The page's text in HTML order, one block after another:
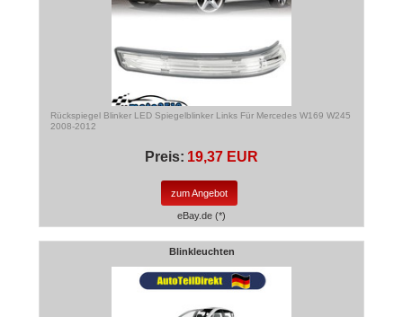
Rückspiegel Blinker LED Spiegelblinker Links Für Mercedes W169 W245
2008-2012
Preis: 19,37 EUR
zum Angebot
eBay.de (*)
Blinkleuchten